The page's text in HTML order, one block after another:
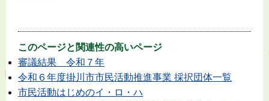
このページと 関連性の高いページ
審議結果 令和７年
令和６年度掛川市市民活動推進事業 採択団体一覧
市民活動はじめのイ・ロ・ハ